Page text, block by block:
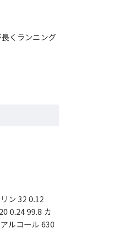
くランニング
ン 32 0.12
0.24 99.8 カ
ルコール 630